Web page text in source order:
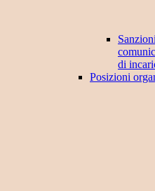
di
Posizioni